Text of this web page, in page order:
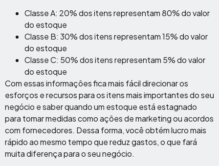
Classe A: 20% dos itens representam 80% do valor
do estoque
Classe B: 30% dos itens representam 15% do valor
do estoque
Classe C: 50% dos itens representam 5% do valor
do estoque
Com essas informações fica mais fácil direcionar os
esforços e recursos para os itens mais importantes do seu
negócio e saber quando um estoque está estagnado
para tomar medidas como ações de marketing ou acordos
com fornecedores. Dessa forma, você obtém lucro mais
rápido ao mesmo tempo que reduz gastos, o que fará
muita diferença para o seu negócio.